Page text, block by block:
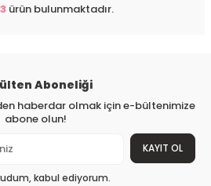
3 ürün bulunmaktadır.
Aboneliği
haberdar olmak için e-bültenimize
abone olun!
KAYIT OL
kabul ediyorum.